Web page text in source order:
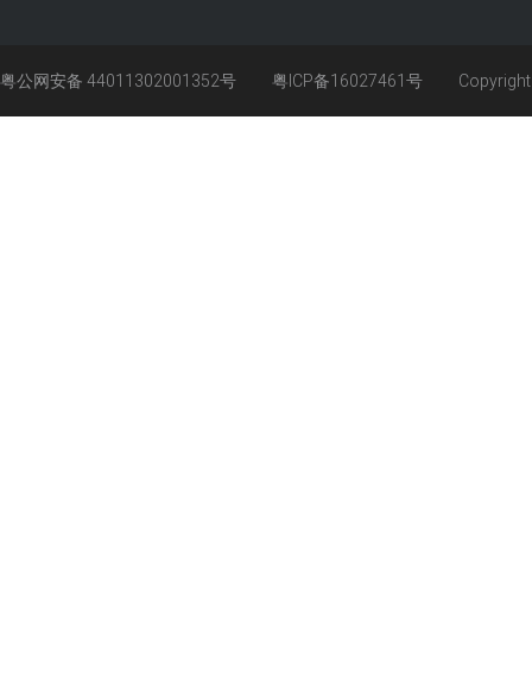
粤公网安备 44011302001352号 粤ICP备16027461号